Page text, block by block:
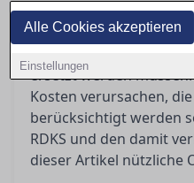
Alle Cookies akzeptieren
Einstellungen
Reifenservicein
wissen, dass spezielle
ersetzt werden
Kosten verursachen,
berücksichtigt werden
RDKS und den damit
dieser Artikel nützliche